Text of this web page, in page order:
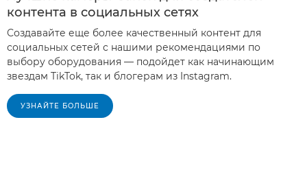
контента в социальных сетях
Создавайте еще более качественный контент для
социальных сетей с нашими рекомендациями по
выбору оборудования — подойдет как начинающим
звездам TikTok, так и блогерам из Instagram.
УЗНАЙТЕ БОЛЬШЕ